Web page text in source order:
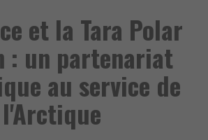
et la Tara Polar
: un partenariat
au service de
l'Arctique